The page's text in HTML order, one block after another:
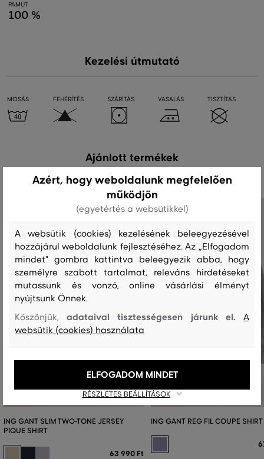
PAMUT
100 %
Kezelési útmutató
MOSÁS FEHÉRÍTÉS SZÁRÍTÁS VASALÁS TISZTÍTÁS
Ajánlott termékek
ING GANT SLIM TWO-TONE JERSEY
PIQUE SHIRT
63 990 Ft
ING GANT REG FIL COUPE SHIRT
Azért, hogy weboldalunk megfelelően
működjön
(egyetértés a websütikkel)
A websütik (cookies) kezelésének beleegyezésével
hozzájárul weboldalunk fejlesztéséhez. Az „Elfogadom
mindet" gombra kattintva beleegyezik abba, hogy
személyre szabott tartalmat, releváns hirdetéseket
mutassunk és vonzó, online vásárlási élményt
nyújtsunk Önnek.
Köszönjük,adataival tisztességesen járunk el.A
websütik (cookies) használata
RÉSZLETES BEÁLLÍTÁSOK
ELFOGADOM MINDET